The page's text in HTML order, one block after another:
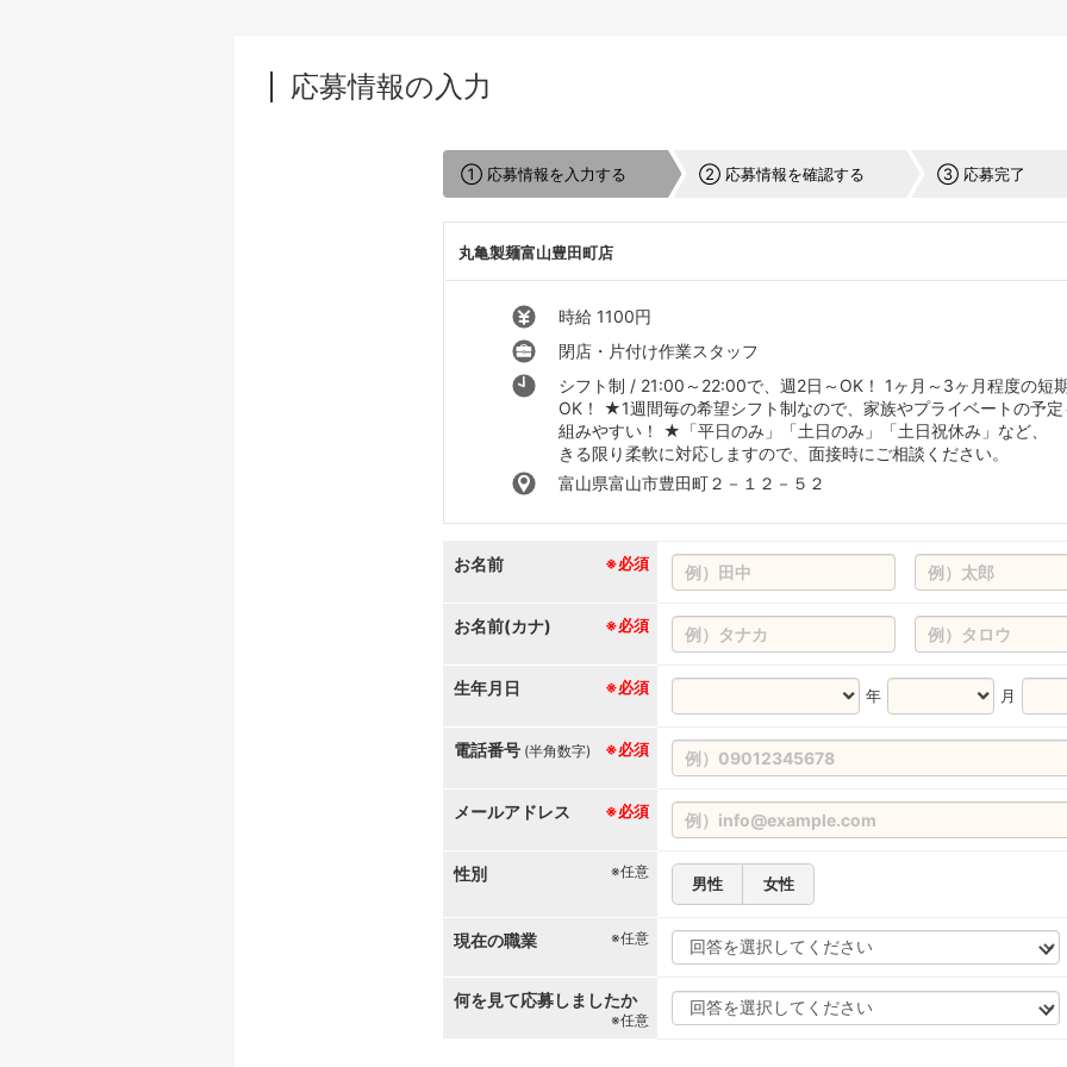
応募情報の入力
① 応募情報を入力する ② 応募情報を確認する ③ 応募完了
丸亀製麺富山豊田町店
時給 1100円
閉店・片付け作業スタッフ
シフト制 / 21:00～22:00で、週2日～OK！ 1ヶ月～3ヶ月程度の短
OK！ ★1週間毎の希望シフト制なので、家族やプライベートの予定
組みやすい！ ★「平日のみ」「土日のみ」「土日祝休み」など
きる限り柔軟に対応しますので、面接時にご相談ください。
富山県富山市豊田町２－１２－５２
お名前 ※必須
お名前(カナ) ※必須
生年月日 ※必須 年 月
電話番号 ※必須
(半角数字)
メールアドレス ※必須
性別 ※任意
男性 女性
現在の職業 ※任意
何を見て応募しましたか
※任意